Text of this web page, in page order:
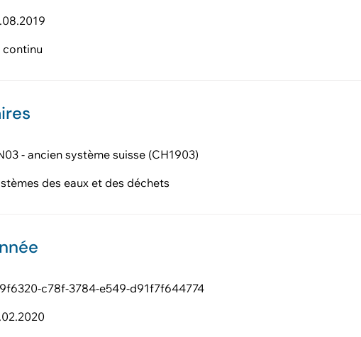
continu
- ancien système suisse (CH1903)
des eaux et des déchets
c78f-3784-e549-d91f7f644774